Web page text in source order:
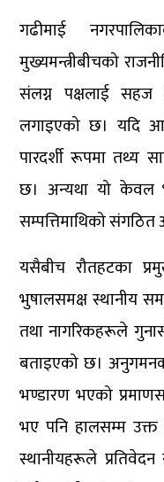
गढीमाई
मुख्यमन्त्रीबीचको
संलग्न पक्षलाई सहज
लगाइएको छ। यदि
पारदर्शी रूपमा तथ्य
छ। अन्यथा यो केवल
सम्पत्तिमाथिको
यसैबीच रौतहटका
भुषालसमक्ष स्थानीय
तथा नागरिकहरूले
बताइएको छ।
भण्डारण भएको
भए पनि हालसम्म उक्त
स्थानीयहरूले प्रतिवेदन